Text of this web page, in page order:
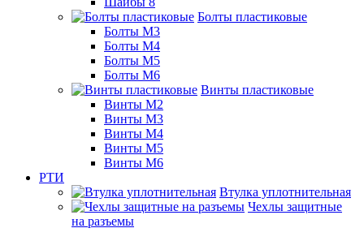
Болты пластиковые
Болты М3
Болты М4
Болты М5
Болты М6
Винты пластиковые
Винты М2
Винты М3
Винты М4
Винты М5
Винты М6
РТИ
Втулка уплотнительная
Чехлы защитные
на разъемы